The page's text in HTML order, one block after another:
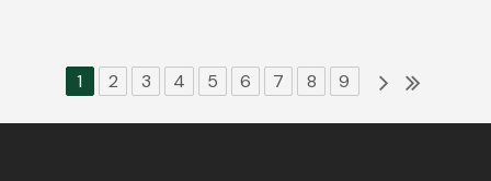
1 2 3 4 5 6 7 8 9